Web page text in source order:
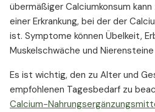
übermäßiger Calciumkonsum
einer Erkrankung, bei der der
ist. Symptome können Übelkeit,
Muskelschwäche und Nierensteine
Es ist wichtig, den zu Alter und
empfohlenen Tagesbedarf zu
Calcium-